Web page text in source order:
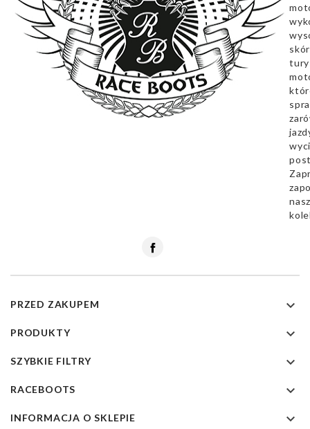
PRZED ZAKUPEM 
PRODUKTY 
SZYBKIE FILTRY 
RACEBOOTS 
INFORMACJA O SKLEPIE 